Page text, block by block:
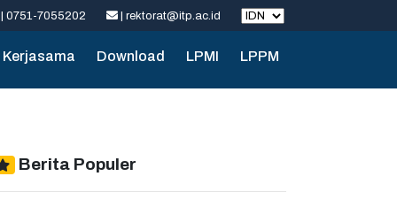
| 0751-7055202 | rektorat@itp.ac.id
Kerjasama Download LPMI LPPM
Berita Populer